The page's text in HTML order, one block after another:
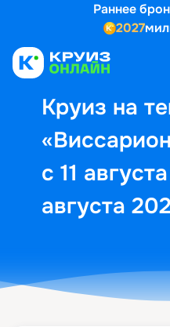
Раннее
2027
Круиз на
с 11
августа